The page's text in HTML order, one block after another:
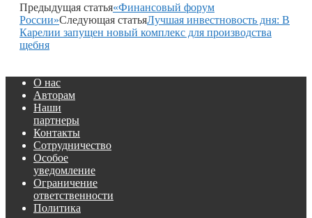
Предыдущая статья«Финансовый форум
России»Следующая статьяЛучшая инвестновость дня: В
Карелии запущен новый комплекс для производства
щебня
О нас
Авторам
Наши
партнеры
Контакты
Сотрудничество
Особое
уведомление
Ограничение
ответственности
Политика